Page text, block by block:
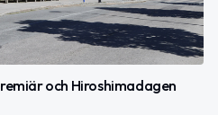
och Hiroshimadagen